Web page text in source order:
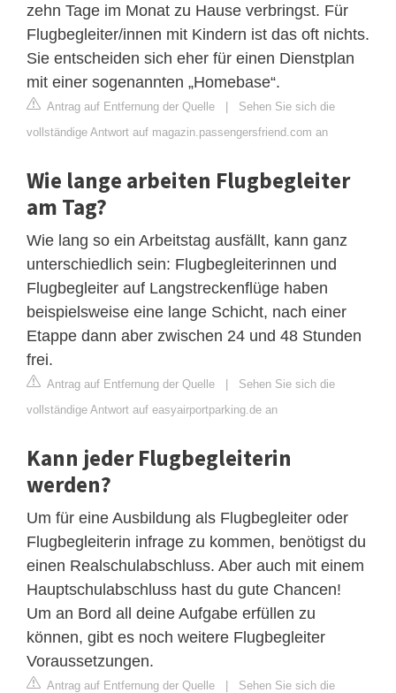
zehn Tage im Monat zu Hause verbringst. Für
Flugbegleiter/innen mit Kindern ist das oft nichts.
Sie entscheiden sich eher für einen Dienstplan
mit einer sogenannten „Homebase“.
Antrag auf Entfernung der Quelle | Sehen Sie sich die
vollständige Antwort auf magazin.passengersfriend.com an
Wie lange arbeiten Flugbegleiter
am Tag?
Wie lang so ein Arbeitstag ausfällt, kann ganz
unterschiedlich sein: Flugbegleiterinnen und
Flugbegleiter auf Langstreckenflüge haben
beispielsweise eine lange Schicht, nach einer
Etappe dann aber zwischen 24 und 48 Stunden
frei.
Antrag auf Entfernung der Quelle | Sehen Sie sich die
vollständige Antwort auf easyairportparking.de an
Kann jeder Flugbegleiterin
werden?
Um für eine Ausbildung als Flugbegleiter oder
Flugbegleiterin infrage zu kommen, benötigst du
einen Realschulabschluss. Aber auch mit einem
Hauptschulabschluss hast du gute Chancen!
Um an Bord all deine Aufgabe erfüllen zu
können, gibt es noch weitere Flugbegleiter
Voraussetzungen.
Antrag auf Entfernung der Quelle | Sehen Sie sich die